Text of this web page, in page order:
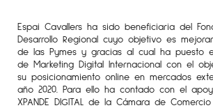
Espai Cavallers ha sido beneficiaria del
Desarrollo Regional cuyo objetivo es
de las Pymes y gracias al cual ha puesto
de Marketing Digital Internacional con el
su posicionamiento online en mercados
año 2020. Para ello ha contado con el
XPANDE DIGITAL de la Cámara de